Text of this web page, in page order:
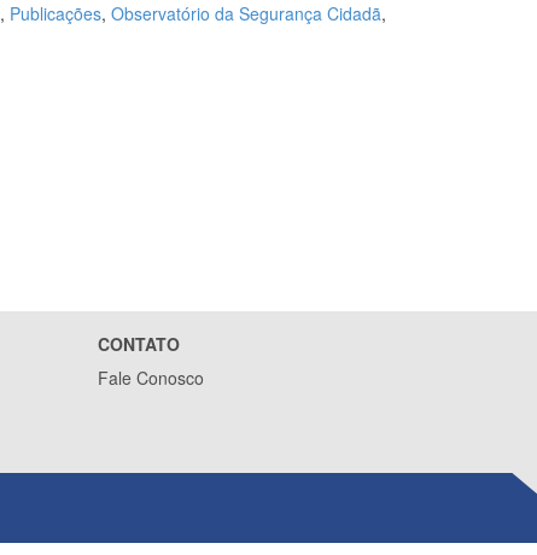
, Publicações,Observatório da Segurança Cidadã,
CONTATO
Fale Conosco